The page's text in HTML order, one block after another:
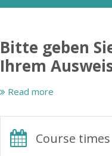
Bitte geben
Ihrem
Ort:
Read more
Course times